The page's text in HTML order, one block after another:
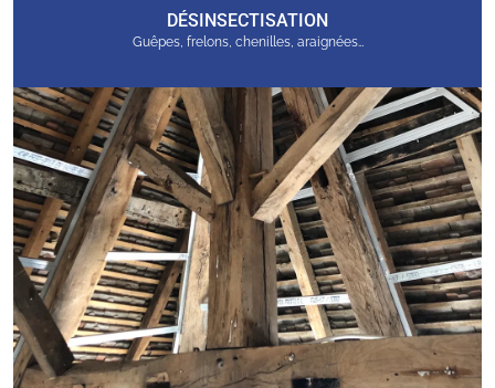
DÉSINSECTISATION
Guêpes, frelons, chenilles, araignées…